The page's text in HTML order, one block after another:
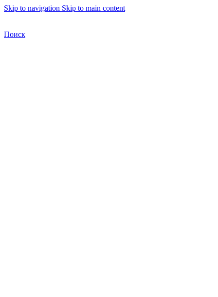
Skip to navigation Skip to main content
Поиск